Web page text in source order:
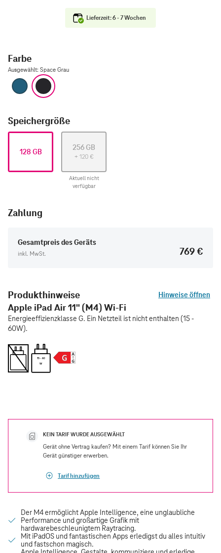
Lieferzeit: 6 - 7 Wochen
Farbe
Ausgewählt: Space Grau
Blau
Speichergröße
128 GB 256 GB
+ 120 €
Aktuell nicht
verfügbar
Zahlung
Gesamtpreis des Geräts
inkl. MwSt. 769 €
Produkthinweise Hinweise öffnen
Apple iPad Air 11" (M4) Wi-Fi
Energieeffizienzklasse G. Ein Netzteil ist nicht enthalten (15 -
60W).
15 - 60
W
KEIN TARIF WURDE AUSGEWÄHLT
Gerät ohne Vertrag kaufen? Mit einem Tarif können Sie Ihr
Gerät günstiger erwerben.
Tarif hinzufügen